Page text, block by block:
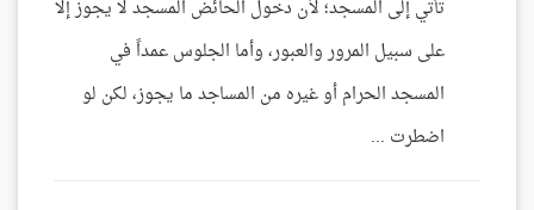
تأتي إلى المسجد؛ لأن دخول الحائض المسجد لا يجوز إلا
على سبيل المرور والعبور، وأما الجلوس عمداً في
المسجد الحرام أو غيره من المساجد ما يجوز، لكن لو
اضطرت ...